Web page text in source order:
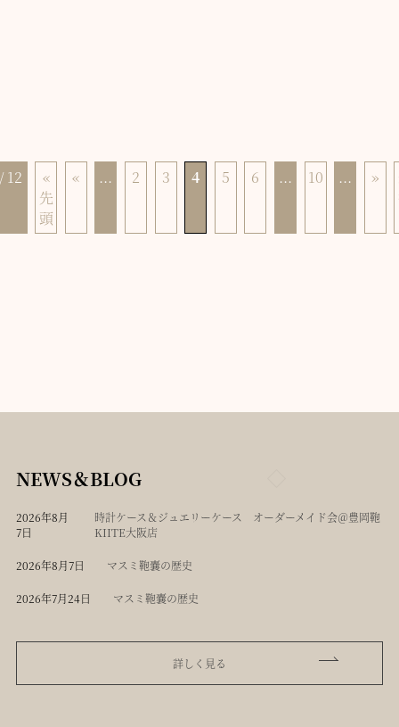
12
«
先
頭
« ... 2 3 4 5 6 ... 10 ... »
NEWS＆BLOG
2026年8月
7日
時計ケース＆ジュエリーケース オーダーメイド会＠豊岡鞄
KIITE大阪店
2026年8月7日 マスミ鞄嚢の歴史
2026年7月24日 マスミ鞄嚢の歴史
詳しく見る